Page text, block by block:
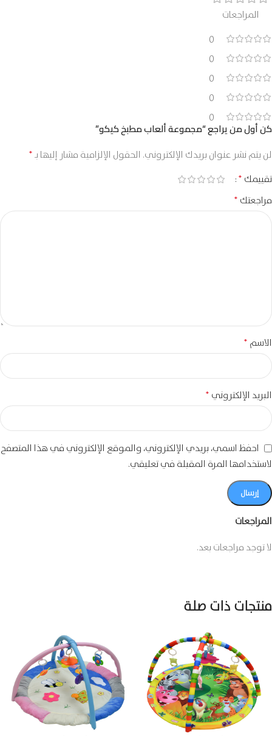
المراجعات
0
0
0
0
0
المراجعات
لا توجد مراجعات بعد.
كن أول من يراجع “مجموعة ألعاب مطبخ كيكو”
لن يتم نشر عنوان بريدك الإلكتروني. الحقول الإلزامية مشار إليها بـ *
تقييمك *
مراجعتك *
الاسم *
البريد الإلكتروني *
احفظ اسمي، بريدي الإلكتروني، والموقع الإلكتروني في هذا المتصفح
لاستخدامها المرة المقبلة في تعليقي.
منتجات ذات صلة